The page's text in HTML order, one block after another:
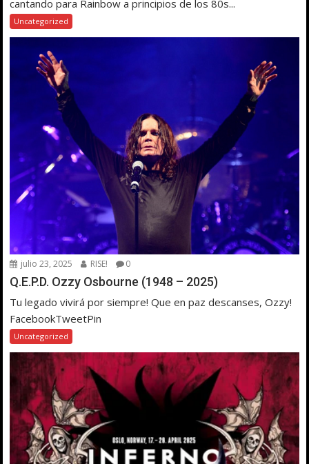
cantando para Rainbow a principios de los 80s...
Uncategorized
julio 23, 2025 RISE! 0
Q.E.P.D. Ozzy Osbourne (1948 – 2025)
Tu legado vivirá por siempre! Que en paz descanses, Ozzy!
FacebookTweetPin
Uncategorized